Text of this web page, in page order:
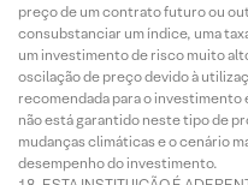
preço de um contrato futuro ou
consubstanciar um índice, uma
um investimento de risco muito
oscilação de preço devido à
recomendada para o
não está garantido neste tipo de
mudanças climáticas e o cenário
desempenho do investimento.